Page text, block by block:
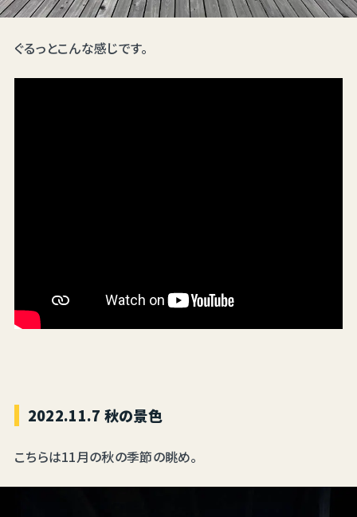
ぐるっとこんな感じです。
2022.11.7 秋の景色
こちらは11月の秋の季節の眺め。